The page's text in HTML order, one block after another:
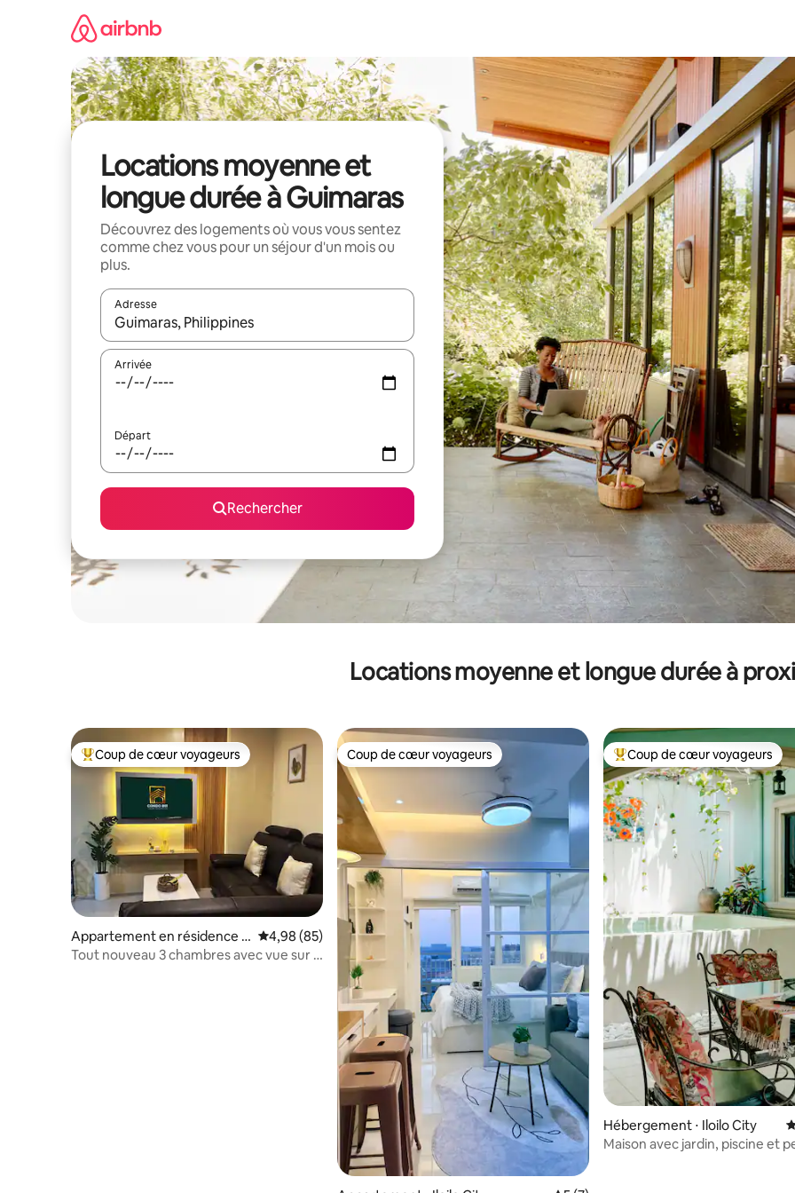
Locations moyenne et
longue durée à Guimaras
Découvrez des logements où vous vous sentez
comme chez vous pour un séjour d'un mois ou
plus.
Adresse
Lorsque les résultats s'affichent, utilisez les flèches vers le haut et vers le bas pour les parcourir ou en appuyant et en
Arrivée
Départ
Rechercher
Locations moyenne et longue durée à
Coups de cœur voyageurs les plus appréciés
Coup de cœur voyageurs
Appartement en résidence ⋅
Iloilo City
Évaluation moyenne sur la base de 85 commentaires : 4,98 sur 5
4,98 (85)
Tout nouveau 3 chambres avec vue sur la
Coup de cœur voyageurs
Coup de cœur voyageurs Coups de cœur voyageurs les
Coup de cœur voyageurs
Hébergement ⋅ Iloilo City
Maison avec jardin, piscine et